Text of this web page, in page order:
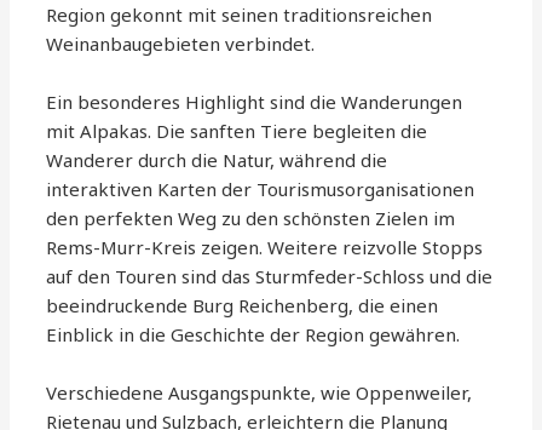
Region gekonnt mit seinen traditionsreichen
Weinanbaugebieten verbindet.
Ein besonderes Highlight sind die Wanderungen
mit Alpakas. Die sanften Tiere begleiten die
Wanderer durch die Natur, während die
interaktiven Karten der Tourismusorganisationen
den perfekten Weg zu den schönsten Zielen im
Rems-Murr-Kreis zeigen. Weitere reizvolle Stopps
auf den Touren sind das Sturmfeder-Schloss und die
beeindruckende Burg Reichenberg, die einen
Einblick in die Geschichte der Region gewähren.
Verschiedene Ausgangspunkte, wie Oppenweiler,
Rietenau und Sulzbach, erleichtern die Planung